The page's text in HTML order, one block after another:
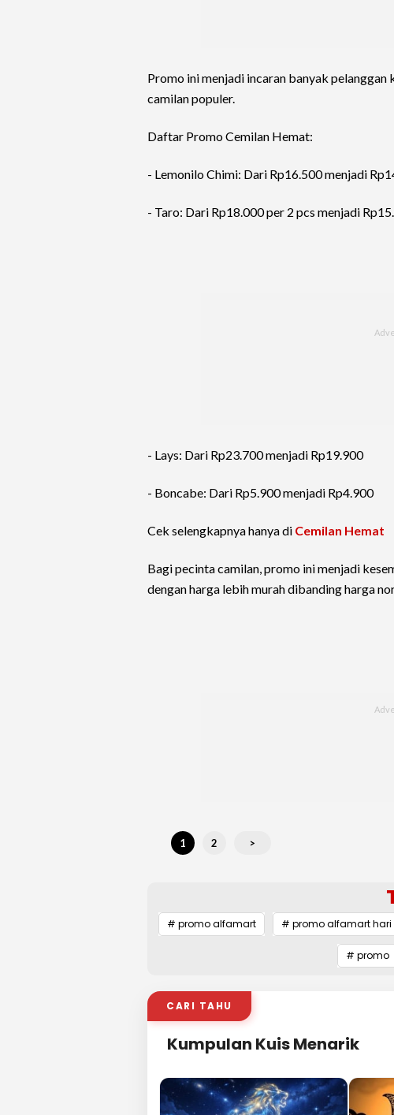
Promo ini menjadi incaran banyak
camilan populer.
Daftar Promo Cemilan Hemat:
- Lemonilo Chimi: Dari Rp16.500 menjadi
- Taro: Dari Rp18.000 per 2 pcs menjadi
- Lays: Dari Rp23.700 menjadi Rp19.900
- Boncabe: Dari Rp5.900 menjadi Rp4.900
Cek selengkapnya hanya di Cemilan Hemat
Bagi pecinta camilan, promo ini menjadi
dengan harga lebih murah dibanding harga
1 2 >
# promo alfamart # promo alfamart hari
# promo
CARI TAHU
Kumpulan Kuis Menarik